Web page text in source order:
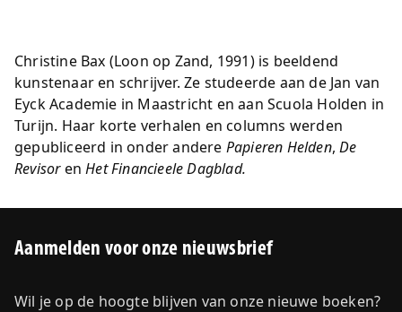
Christine Bax (Loon op Zand, 1991) is beeldend
kunstenaar en schrijver. Ze studeerde aan de Jan van
Eyck Academie in Maastricht en aan Scuola Holden in
Turijn. Haar korte verhalen en columns werden
gepubliceerd in onder andere Papieren Helden,De
RevisorenHet Financieele Dagblad.
Aanmelden voor onze nieuwsbrief
Wil je op de hoogte blijven van onze nieuwe boeken?